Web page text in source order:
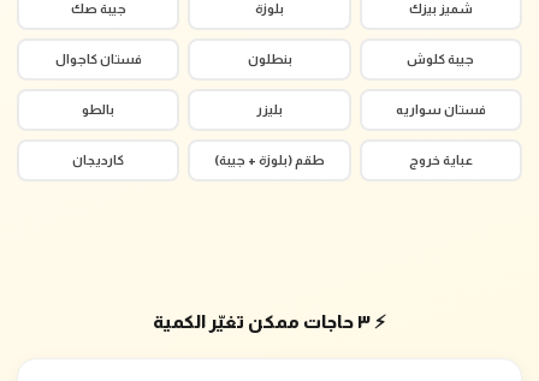
شميز بيزك بلوزة جيبة صك
جيبة كلوش بنطلون فستان كاجوال
فستان سواريه بليزر بالطو
عباية خروج طقم (بلوزة + جيبة) كارديجان
⚡ ٣ حاجات ممكن تغيّر الكمية